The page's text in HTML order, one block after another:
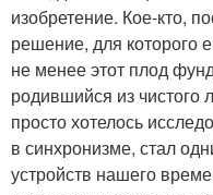
изобретение. Кое-кто,
решение, для которого
не менее этот плод
родившийся из
просто хотелось
в синхронизме, стал
устройств нашего